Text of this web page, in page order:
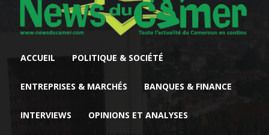
ACCUEIL POLITIQUE & SOCIÉTÉ
ENTREPRISES & MARCHÉS BANQUES & FINANCE
INTERVIEWS OPINIONS ET ANALYSES